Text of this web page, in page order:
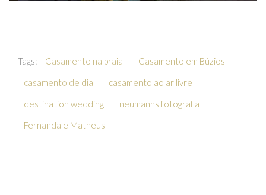
Tags: Casamento na praia
Casamento em Búzios
casamento de dia
casamento ao ar livre
destination wedding
neumanns fotografia
Fernanda e Matheus